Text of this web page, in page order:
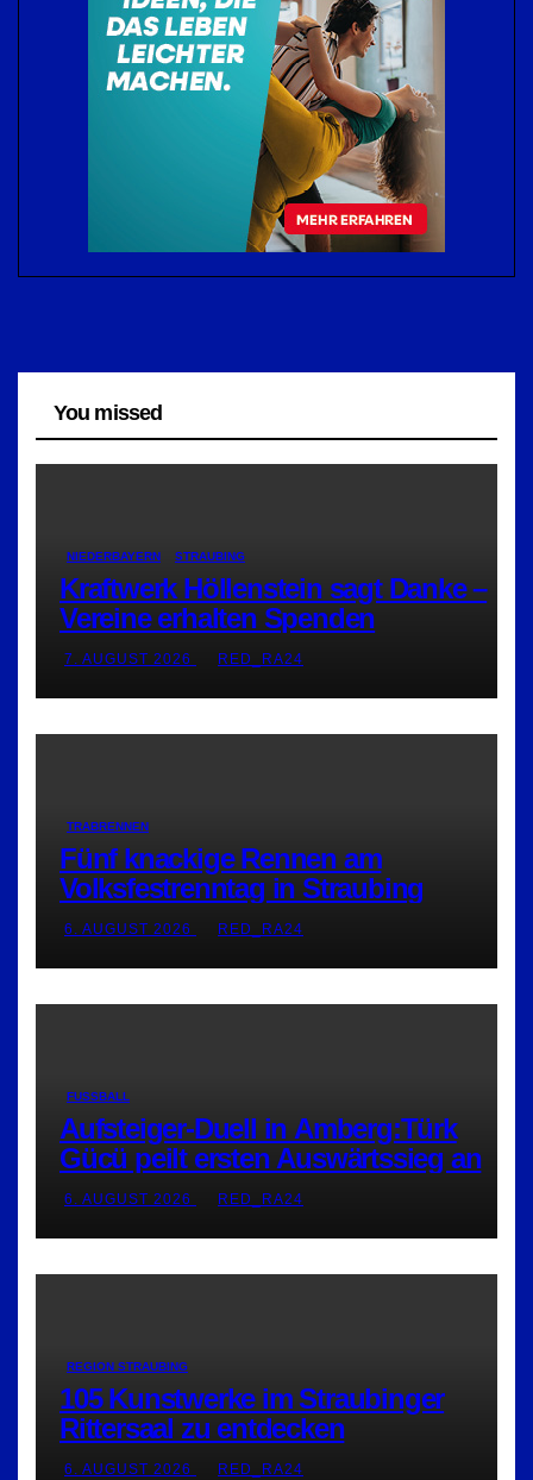
You missed
NIEDERBAYERN STRAUBING
Kraftwerk Höllenstein sagt Danke –
Vereine erhalten Spenden
7. AUGUST 2026 RED_RA24
TRABRENNEN
Fünf knackige Rennen am
Volksfestrenntag in Straubing
6. AUGUST 2026 RED_RA24
FUSSBALL
Aufsteiger-Duell in Amberg:Türk
Gücü peilt ersten Auswärtssieg an
6. AUGUST 2026 RED_RA24
REGION STRAUBING
105 Kunstwerke im Straubinger
Rittersaal zu entdecken
6. AUGUST 2026 RED_RA24